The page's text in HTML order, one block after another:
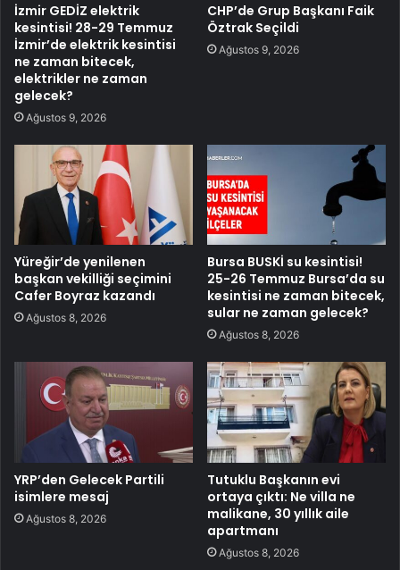
İzmir GEDİZ elektrik
kesintisi! 28-29 Temmuz
İzmir’de elektrik kesintisi
ne zaman bitecek,
elektrikler ne zaman
gelecek?
Ağustos 9, 2026
CHP’de Grup Başkanı Faik
Öztrak Seçildi
Ağustos 9, 2026
Yüreğir’de yenilenen
başkan vekilliği seçimini
Cafer Boyraz kazandı
Ağustos 8, 2026
Bursa BUSKİ su kesintisi!
25-26 Temmuz Bursa’da su
kesintisi ne zaman bitecek,
sular ne zaman gelecek?
Ağustos 8, 2026
YRP’den Gelecek Partili
isimlere mesaj
Ağustos 8, 2026
Tutuklu Başkanın evi
ortaya çıktı: Ne villa ne
malikane, 30 yıllık aile
apartmanı
Ağustos 8, 2026